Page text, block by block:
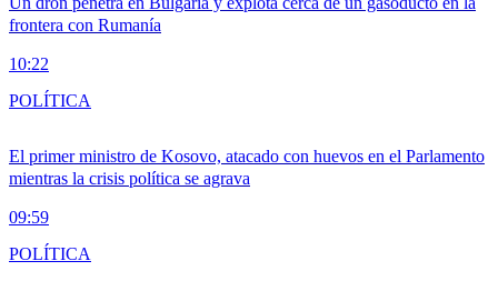
frontera con Rumanía
10:22
El primer ministro de Kosovo, atacado con huevos en el Parlamento
mientras la crisis política se agrava
09:59
POLÍTICA
POLÍTICA